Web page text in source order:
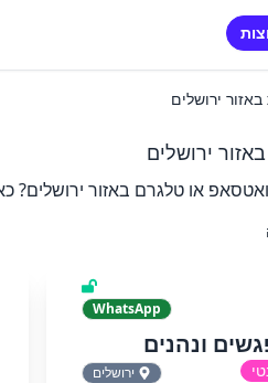
ירושלים
ירושלים
או טלגרם באזור ירושלים?
WhatsApp
ונהנים
ירושלים